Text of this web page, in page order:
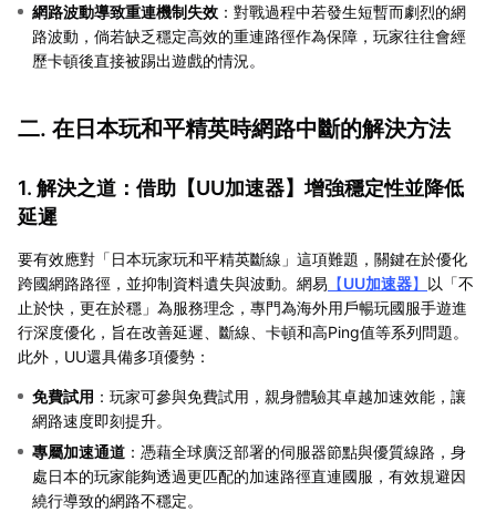
網路波動導致重連機制失效 ：對戰過程中若發生短暫而劇烈的網
路波動，倘若缺乏穩定高效的重連路徑作為保障，玩家往往會經
歷卡頓後直接被踢出遊戲的情況。
二. 在日本玩和平精英時網路中斷的解決方法
1. 解決之道：借助【UU加速器】增強穩定性並降低
延遲
要有效應對「日本玩家玩和平精英斷線」這項難題，關鍵在於優化
跨國網路路徑，並抑制資料遺失與波動。網易 【UU加速器】 以「不
止於快，更在於穩」為服務理念，專門為海外用戶暢玩國服手遊進
行深度優化，旨在改善延遲、斷線、卡頓和高Ping值等系列問題。
此外，UU還具備多項優勢：
免費試用 ：玩家可參與免費試用，親身體驗其卓越加速效能，讓
網路速度即刻提升。
專屬加速通道 ：憑藉全球廣泛部署的伺服器節點與優質線路，身
處日本的玩家能夠透過更匹配的加速路徑直連國服，有效規避因
繞行導致的網路不穩定。